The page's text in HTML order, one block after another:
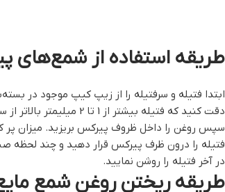
طریقه استفاده از شمع‌های
ابتدا فتیله و سرفتیله را از زیپ کیپ موجود در
دقت کنید که فتیله بیشتر از 1 تا 2 میلیمتر بالاتر از سرفتیله قرار نگیرد.
سپس روغن را داخل ظروف پیرکس بریزید. میزان پر
فتیله را درون ظرف پیرکس قرار دهید و چند لحظه
در آخر فتیله را روشن نمایید.
طریقه ریختن روغن شمع